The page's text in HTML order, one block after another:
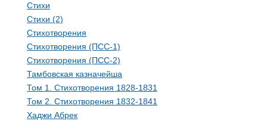
Стихи
Стихи (2)
Стихотворения
Стихотворения (ПСС-1)
Стихотворения (ПСС-2)
Тамбовская казначейша
Том 1. Стихотворения 1828-1831
Том 2. Стихотворения 1832-1841
Хаджи Абрек